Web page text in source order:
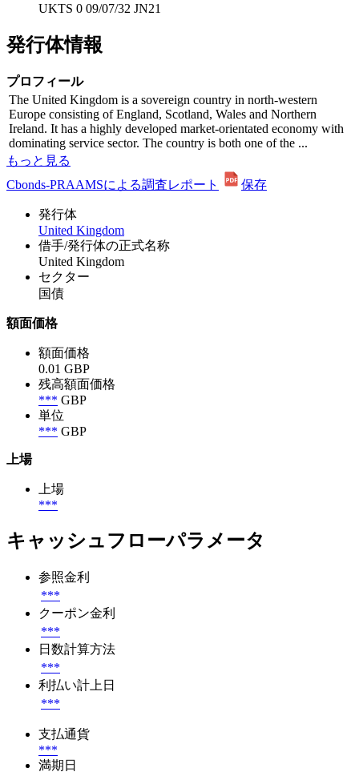
UKTS 0 09/07/32 JN21
発行体情報
プロフィール
The United Kingdom is a sovereign country in north-western
Europe consisting of England, Scotland, Wales and Northern
Ireland. It has a highly developed market-orientated economy with
dominating service sector. The country is both one of the ...
もっと見る
Cbonds-PRAAMSによる調査レポート
保存
発行体
United Kingdom
借手/発行体の正式名称
United Kingdom
セクター
国債
額面価格
額面価格
0.01 GBP
残高額面価格
*** GBP
単位
*** GBP
上場
上場
***
キャッシュフローパラメータ
参照金利
***
クーポン金利
***
日数計算方法
***
利払い計上日
***
支払通貨
***
満期日